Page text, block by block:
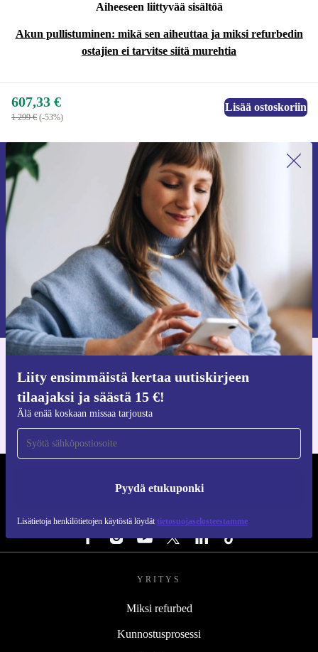
Aiheeseen liittyvää sisältöä
Akun pullistuminen: mikä sen aiheuttaa ja miksi refurbedin
ostajien ei tarvitse siitä murehtia
607,33 €
1 299 € (-53%)
Lisää ostoskoriin
Liity ensimmäistä kertaa uutiskirjeen
tilaajaksi ja säästä 15 €!
Älä enää koskaan missaa tarjousta
Pyydä etukuponki
Lisätietoja henkilötietojen käytöstä löydät tietosuojaselosteestamme
Liity ensimmäistä kertaa uutiskirjeen
tilaajaksi ja säästä 15 €!
Älä missaa enää yhtäkään tarjousta.
Pyydä etukuponki
Lisätietoja henkilötietojen käytöstä löydättietosuojaselosteestamme.
iOS:lle ja Androidille
YRITYS
Miksi refurbed
Kunnostusprosessi